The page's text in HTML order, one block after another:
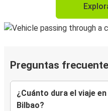
Preguntas
¿Cuánto dura el viaje
Bilbao?